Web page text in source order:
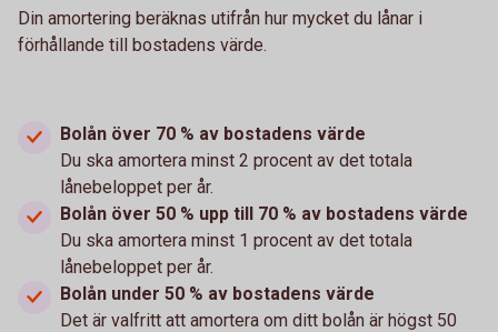
Din amortering beräknas utifrån hur mycket du lånar i
förhållande till bostadens värde.
Bolån över 70 % av bostadens värde
Du ska amortera minst 2 procent av det totala
lånebeloppet per år.
Bolån över 50 % upp till 70 % av bostadens värde
Du ska amortera minst 1 procent av det totala
lånebeloppet per år.
Bolån under 50 % av bostadens värde
Det är valfritt att amortera om ditt bolån är högst 50